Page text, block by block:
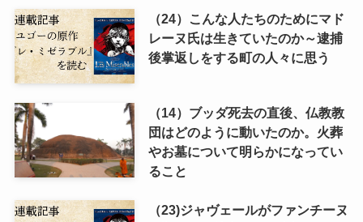
（24）こんな人たちのためにマド
レーヌ氏は生きていたのか～逮捕
後掌返しをする町の人々に思う
（14）ブッダ死去の直後、仏教教
団はどのように動いたのか。火葬
やお墓について明らかになってい
ること
（23)ジャヴェールがファンチーヌ